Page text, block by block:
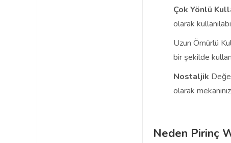
Çok Yönlü
olarak
Uzun Ömürlü
bir şekilde
Nostaljik
olarak
Neden Pirinç